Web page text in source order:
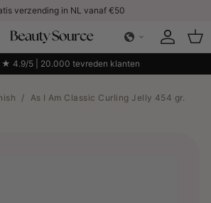
verzending in NL vanaf €50
Account
5 | 20.000 tevreden klanten
/ As I Am Classic Curling Jelly 454 gr.